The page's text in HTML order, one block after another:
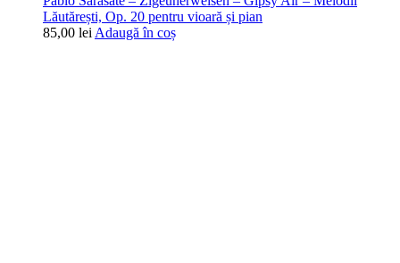
Lăutărești, Op. 20 pentru vioară și pian
85,00 lei Adaugă în coș